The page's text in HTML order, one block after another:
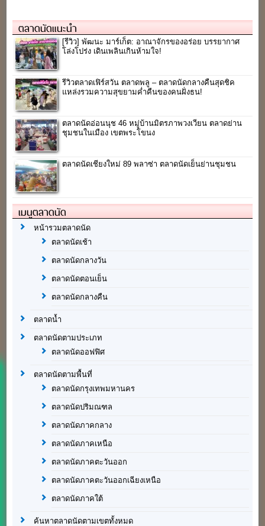
ตลาดนัดแนะนำ
[รีวิว] พัฒนะ มาร์เก็ต: อาณาจักรของอร่อย บรรยากาศ
โล่งโปร่ง เดินเพลินเกินห้ามใจ!
รีวิวตลาดเฟิร์สวัน ตลาดพลู – ตลาดนัดกลางคืนสุดชิค
แหล่งรวมความสุขยามค่ำคืนของคนฝั่งธน!
ตลาดนัดอ่อนนุช 46 หมู่บ้านมิตรภาพวงเวียน ตลาดย่าน
ชุมชนในเมือง เขตพระโขนง
ตลาดนัดเชียงใหม่ 89 พลาซ่า ตลาดนัดเย็นย่านชุมชน
เมนูตลาดนัด
หน้ารวมตลาดนัด
ตลาดนัดเช้า
ตลาดนัดกลางวัน
ตลาดนัดตอนเย็น
ตลาดนัดกลางคืน
ตลาดน้ำ
ตลาดนัดตามประเภท
ตลาดนัดออฟฟิศ
ตลาดนัดตามพื้นที่
ตลาดนัดกรุงเทพมหานคร
ตลาดนัดปริมณฑล
ตลาดนัดภาคกลาง
ตลาดนัดภาคเหนือ
ตลาดนัดภาคตะวันออก
ตลาดนัดภาคตะวันออกเฉียงเหนือ
ตลาดนัดภาคใต้
ค้นหาตลาดนัดตามเขตทั้งหมด